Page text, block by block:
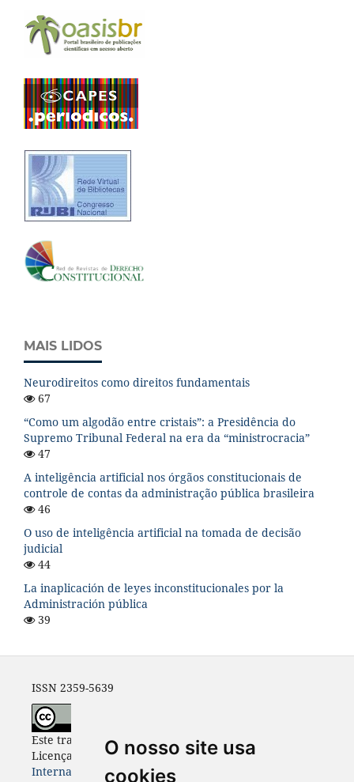
O nosso site usa
cookies
MAIS LIDOS
Neurodireitos como direitos fundamentais
67
“Como um algodão entre cristais”: a Presidência do
Supremo Tribunal Federal na era da “ministrocracia”
47
A inteligência artificial nos órgãos constitucionais de
controle de contas da administração pública brasileira
46
O uso de inteligência artificial na tomada de decisão
judicial
44
La inaplicación de leyes inconstitucionales por la
Administración pública
39
ISSN 2359-5639
Este trabalho está licenciado com uma
Licença
Creative Commons - Atribuição 4.0
Internacional
.